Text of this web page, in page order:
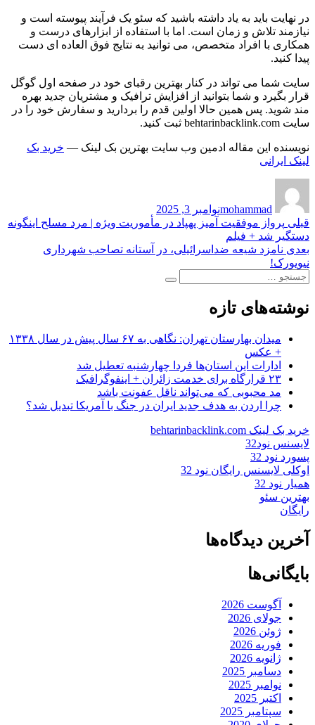
در نهایت باید به یاد داشته باشید که سئو یک فرآیند پیوسته است و
نیازمند تلاش و زمان است. اما با استفاده از ابزارهای درست و
همکاری با افراد متخصص، می توانید به نتایج فوق العاده ای دست
پیدا کنید.
سایت شما می تواند در کنار بهترین رقبای خود در صفحه اول گوگل
قرار بگیرد و شما بتوانید از افزایش ترافیک و مشتریان جدید بهره
مند شوید. پس همین حالا اولین قدم را بردارید و سفارش خود را در
سایت behtarinbacklink.com ثبت کنید.
نویسنده این مقاله ادمین وب سایت بهترین بک لینک — خرید بک
لینک ایرانی
mohammadدر
نوامبر 3, 2025
راهبری
نوشته
قبلی نوشته
قبلی:
پرواز موفقیت آمیز پهپاد در مأموریت ویژه | مرد مسلح اینگونه
دستگیر شد + فیلم
بعدی نوشته
بعدی:
نامزد شیعه ضداسرائیلی، در آستانه تصاحب شهرداری
نیویورک!
جستجو
جستجو
نوشته‌های تازه
میدان بهارستان تهران: نگاهی به ۶۷ سال پیش در سال ۱۳۳۸
+ عکس
ادارات این استان‌ها فردا چهارشنبه تعطیل شد
۲۳ قرارگاه برای خدمت زائران + اینفوگرافیک
مد محبوبی که می‌تواند ناقل عفونت باشد
چرا اردن به هدف جدید ایران در جنگ با آمریکا تبدیل شد؟
خرید بک لینک behtarinbacklink.com
لایسنس نود32
پسورد نود 32
اوکلی لایسنس رایگان نود 32
همیار نود 32
بهترین سئو
رایگان
آخرین دیدگاه‌ها
بایگانی‌ها
آگوست 2026
جولای 2026
ژوئن 2026
فوریه 2026
ژانویه 2026
دسامبر 2025
نوامبر 2025
اکتبر 2025
سپتامبر 2025